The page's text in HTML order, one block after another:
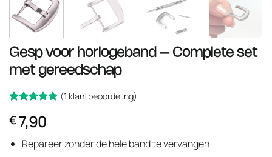
Gesp voor horlogeband – Complete set
met gereedschap
5op 5
gebaseerd
opklant
waardering
(1 klantbeoordeling)
€7,90
Repareer zonder de hele band te vervangen